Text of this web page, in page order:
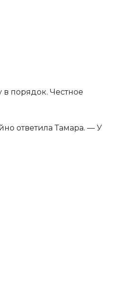
порядок. Честное
ответила Тамара. — У